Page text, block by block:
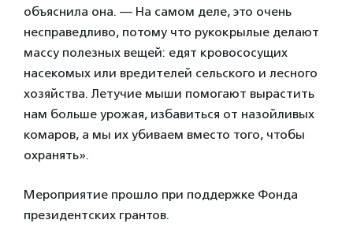
объяснила она. — На самом деле, это очень
несправедливо, потому что рукокрылые делают
массу полезных вещей: едят кровососущих
насекомых или вредителей сельского и лесного
хозяйства. Летучие мыши помогают вырастить
нам больше урожая, избавиться от назойливых
комаров, а мы их убиваем вместо того, чтобы
охранять».
Мероприятие прошло при поддержке Фонда
президентских грантов.